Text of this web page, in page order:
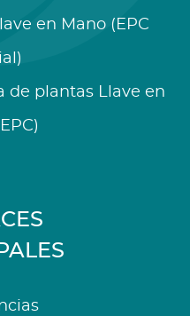
en Mano (EPC
de plantas Llave en